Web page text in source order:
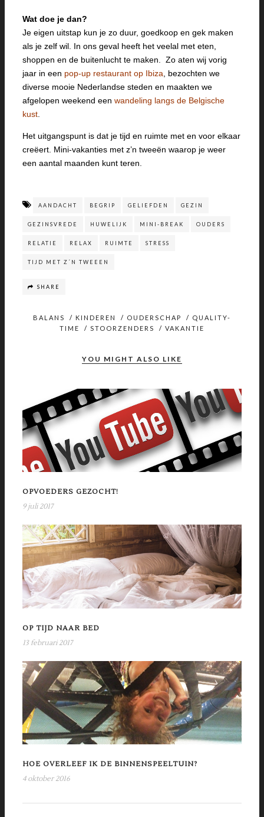
Wat doe je dan?
Je eigen uitstap kun je zo duur, goedkoop en gek maken
als je zelf wil. In ons geval heeft het veelal met eten,
shoppen en de buitenlucht te maken. Zo aten wij vorig
jaar in een pop-up restaurant op Ibiza , bezochten we
diverse mooie Nederlandse steden en maakten we
afgelopen weekend een wandeling langs de Belgische
kust
Het uitgangspunt is dat je tijd en ruimte met en voor elkaar
creëert. Mini-vakanties met z’n tweeën waarop je weer
een aantal maanden kunt teren.
AANDACHT BEGRIP GELIEFDEN GEZIN
GEZINSVREDE HUWELIJK MINI-BREAK OUDERS
RELATIE RELAX RUIMTE STRESS
TIJD MET Z´N TWEEEN
SHARE
BALANS / KINDEREN / OUDERSCHAP / QUALITY-
TIME
/ STOORZENDERS / VAKANTIE
YOU MIGHT ALSO LIKE
OPVOEDERS GEZOCHT!
9 juli 2017
OP TIJD NAAR BED
13 februari 2017
HOE OVERLEEF IK DE BINNENSPEELTUIN?
4 oktober 2016